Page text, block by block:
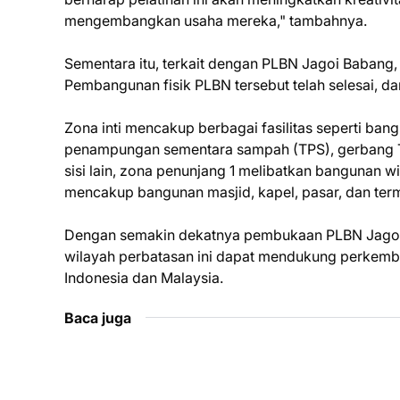
mengembangkan usaha mereka," tambahnya.
Sementara itu, terkait dengan PLBN Jagoi
Pembangunan fisik PLBN tersebut telah selesai,
Zona inti mencakup berbagai fasilitas seperti
penampungan sementara sampah (TPS),
sisi lain, zona penunjang 1 melibatkan bangunan
mencakup bangunan masjid, kapel, pasar, dan
Dengan semakin dekatnya pembukaan PLBN
wilayah perbatasan ini dapat mendukung
Indonesia dan Malaysia.
Baca juga